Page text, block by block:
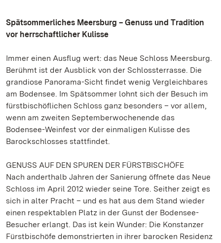
Spätsommerliches Meersburg – Genuss und Tradition
vor herrschaftlicher Kulisse
Immer einen Ausflug wert: das Neue Schloss Meersburg.
Berühmt ist der Ausblick von der Schlossterrasse. Die
grandiose Panorama-Sicht findet wenig Vergleichbares
am Bodensee. Im Spätsommer lohnt sich der Besuch im
fürstbischöflichen Schloss ganz besonders – vor allem,
wenn am zweiten Septemberwochenende das
Bodensee-Weinfest vor der einmaligen Kulisse des
Barockschlosses stattfindet.
GENUSS AUF DEN SPUREN DER FÜRSTBISCHÖFE
Nach anderthalb Jahren der Sanierung öffnete das Neue
Schloss im April 2012 wieder seine Tore. Seither zeigt es
sich in alter Pracht – und es hat aus dem Stand wieder
einen respektablen Platz in der Gunst der Bodensee-
Besucher erlangt. Das ist kein Wunder: Die Konstanzer
Fürstbischöfe demonstrierten in ihrer barocken Residenz